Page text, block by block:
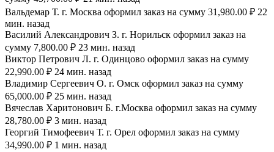
Вальдемар Т. г. Москва оформил заказ на сумму 31,980.00 ₽ 22
мин. назад
Василий Александрович З. г. Норильск оформил заказ на
сумму 7,800.00 ₽ 23 мин. назад
Виктор Петрович Л. г. Одинцово оформил заказ на сумму
22,990.00 ₽ 24 мин. назад
Владимир Сергеевич О. г. Омск оформил заказ на сумму
65,000.00 ₽ 25 мин. назад
Вячеслав Харитонович Б. г.Москва оформил заказ на сумму
28,780.00 ₽ 3 мин. назад
Георгий Тимофеевич Т. г. Орел оформил заказ на сумму
34,990.00 ₽ 1 мин. назад